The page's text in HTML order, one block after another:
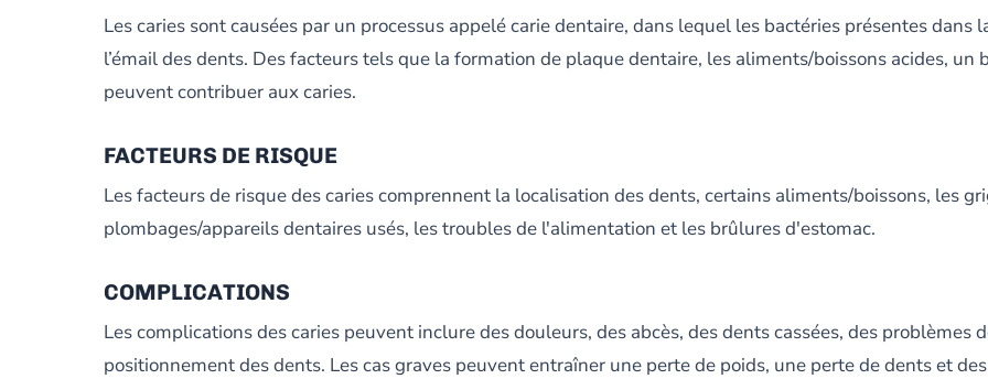
Les caries sont causées par un processus appelé carie dentaire, dans lequel les bactéries présentes
l’émail des dents. Des facteurs tels que la formation de plaque dentaire, les aliments/boissons acides,
peuvent contribuer aux caries.
FACTEURS DE RISQUE
Les facteurs de risque des caries comprennent la localisation des dents, certains aliments/boissons, les
plombages/appareils dentaires usés, les troubles de l'alimentation et les brûlures d'estomac.
COMPLICATIONS
Les complications des caries peuvent inclure des douleurs, des abcès, des dents cassées, des
positionnement des dents. Les cas graves peuvent entraîner une perte de poids, une perte de dents et